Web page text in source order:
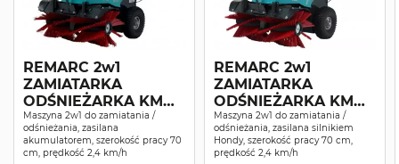
REMARC 2w1
ZAMIATARKA
ODŚNIEŻARKA KM
DOMUS AKKU 82V
Maszyna 2w1 do zamiatania /
odśnieżania, zasilana
akumulatorem, szerokość pracy 70
cm, prędkość 2,4 km/h
REMARC 2w1
ZAMIATARKA
ODŚNIEŻARKA KM
DOMUS X
Maszyna 2w1 do zamiatania /
odśnieżania, zasilana silnikiem
Hondy, szerokość pracy 70 cm,
prędkość 2,4 km/h